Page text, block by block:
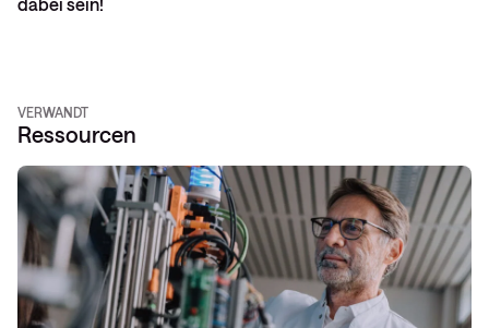
VERWANDT
Ressourcen